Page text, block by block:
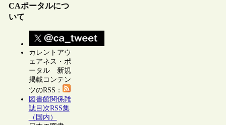
CAポータルにつ
いて
カレントアウ
ェアネス・ポ
ータル 新規
掲載コンテン
ツのRSS：
図書館関係雑
誌目次RSS集
（国内）